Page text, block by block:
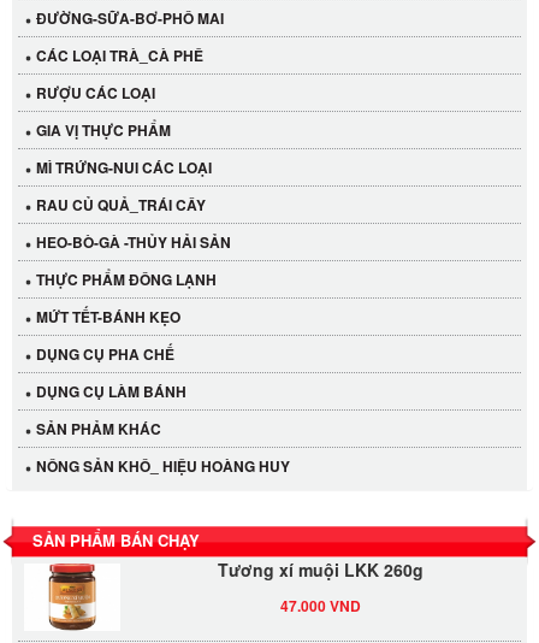
ĐƯỜNG-SỮA-BƠ-PHÔ MAI
CÁC LOẠI TRÀ_CÀ PHÊ
RƯỢU CÁC LOẠI
GIA VỊ THỰC PHẨM
MÌ TRỨNG-NUI CÁC LOẠI
RAU CỦ QUẢ_TRÁI CÂY
HEO-BÒ-GÀ -THỦY HẢI SẢN
THỰC PHẨM ĐÔNG LẠNH
MỨT TẾT-BÁNH KẸO
DỤNG CỤ PHA CHẾ
DỤNG CỤ LÀM BÁNH
SẢN PHẢM KHÁC
NÔNG SẢN KHÔ_ HIỆU HOÀNG HUY
SẢN PHẨM BÁN CHẠY
Cần Tây Đà Lạt
LỐC 12 HỦ Tương xí muội LKK 260g
Tương xí muội LKK 260g
47.000 VND